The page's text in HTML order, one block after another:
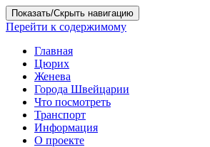
Показать/Скрыть навигацию
Перейти к содержимому
Главная
Цюрих
Женева
Города Швейцарии
Что посмотреть
Транспорт
Информация
О проекте